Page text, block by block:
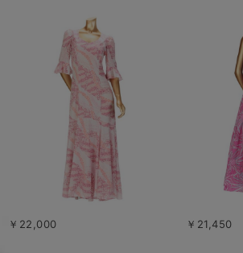
￥22,000 ￥21,450